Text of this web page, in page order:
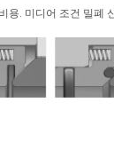
용. 미디어 조건 밀폐